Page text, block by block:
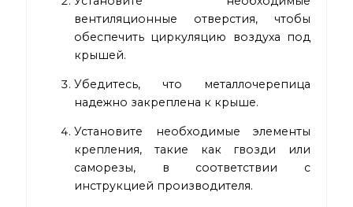
вентиляционные отверстия, чтобы
обеспечить циркуляцию воздуха под
крышей.
Убедитесь, что металлочерепица
надежно закреплена к крыше.
Установите необходимые элементы
крепления, такие как гвозди или
саморезы, в соответствии с
инструкцией производителя.